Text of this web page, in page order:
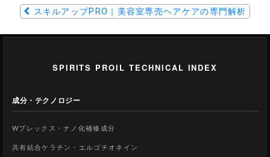
スキルアップPRO｜美容室専売ヘアケアの専門解析
SPIRITS PROIL TECHNICAL INDEX
成分・テクノロジー
Wプレックス・ナノ化補修成分
共有結合ケラチン・エルゴチオネイン